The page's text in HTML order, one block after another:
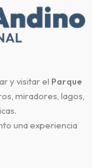
y visitar el Parque
miradores, lagos,
una experiencia